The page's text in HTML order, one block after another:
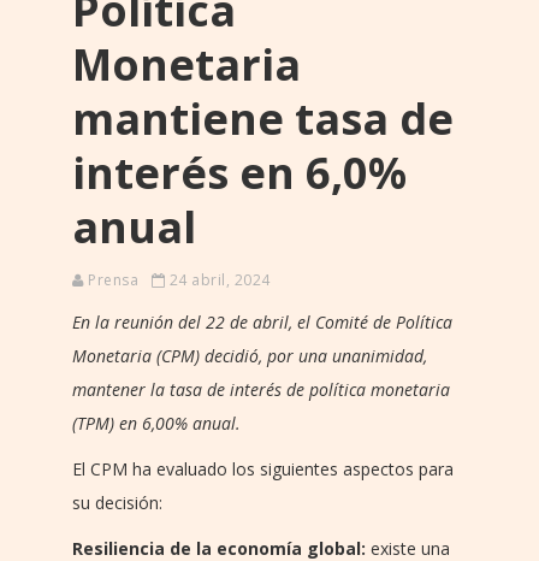
Monetaria
mantiene tasa de
interés en 6,0%
anual
Prensa 24 abril, 2024
En la reunión del 22 de abril, el Comité de Política
Monetaria (CPM) decidió, por una unanimidad,
mantener la tasa de interés de política monetaria
(TPM) en 6,00% anual.
El CPM ha evaluado los siguientes aspectos para
su decisión:
Resiliencia de la economía global: existe una